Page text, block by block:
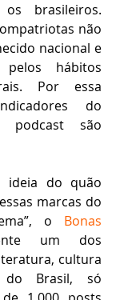
brasileiros.
não
nacional e
pelos hábitos
Por essa
do
são
ideia do quão
marcas do
o Bonas
um dos
cultura
do Brasil, só